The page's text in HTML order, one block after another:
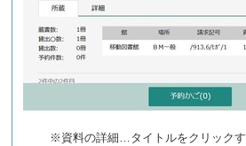
※資料の詳細…タイトルをクリックす